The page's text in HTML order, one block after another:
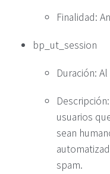
Finalidad:
bp_ut_session
Duración:
usuarios
sean
spam.